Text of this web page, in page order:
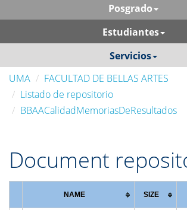
Posgrado
Estudiantes
Servicios
UMA
FACULTAD DE BELLAS ARTES
Listado de repositorio
BBAACalidadMemoriasDeResultados
Document
NAME SIZE